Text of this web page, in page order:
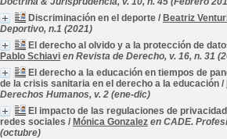
Discriminación en el deporte / Beatriz
Deportivo, n.1 (2021)
El derecho al olvido y a la protección de
Pablo Schiavi en Revista de Derecho, v. 16, n. 31
El derecho a la educación en tiempos de
de la crisis sanitaria en el derecho a la educación /
Derechos Humanos, v. 2 (ene-dic)
El impacto de las regulaciones de
redes sociales / Mónica Gonzalez en CADE.
(octubre)